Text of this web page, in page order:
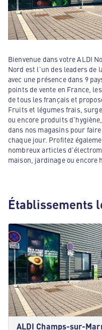
Bienvenue dans votre ALDI
Nord est l'un des leaders de
avec une présence dans 9
points de vente en France,
de tous les français et
Fruits et légumes frais,
ou encore produits
dans nos magasins pour
chaque jour. Profitez
nombreux articles
maison, jardinage ou
Établissements
ALDI Champs-sur-